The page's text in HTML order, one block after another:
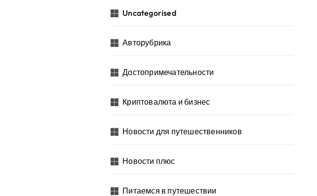
Uncategorised
Авторубрика
Достопримечательности
Криптовалюта и бизнес
Новости для путешественников
Новости плюс
Питаемся в путешествии